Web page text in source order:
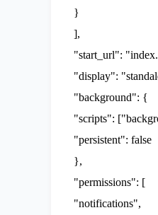
}
],
"start_url":
"display":
"background": {
"scripts":
"persistent": false
},
"permissions": [
"notifications",